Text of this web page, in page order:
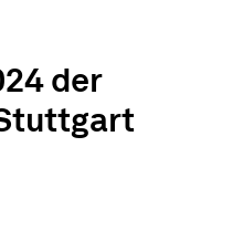
der